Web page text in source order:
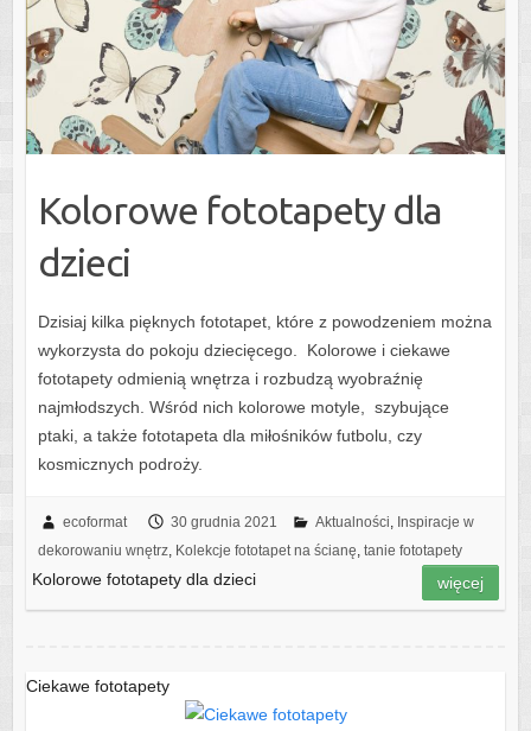
Kolorowe fototapety dla
dzieci
Dzisiaj kilka pięknych fototapet, które z powodzeniem można
wykorzysta do pokoju dziecięcego. Kolorowe i ciekawe
fototapety odmienią wnętrza i rozbudzą wyobraźnię
najmłodszych. Wśród nich kolorowe motyle, szybujące
ptaki, a także fototapeta dla miłośników futbolu, czy
kosmicznych podroży.
ecoformat 30 grudnia 2021 Aktualności Inspiracje w
dekorowaniu wnętrz, Kolekcje fototapet na ścianę tanie fototapety
Kolorowe fototapety dla dzieci więcej
Ciekawe fototapety